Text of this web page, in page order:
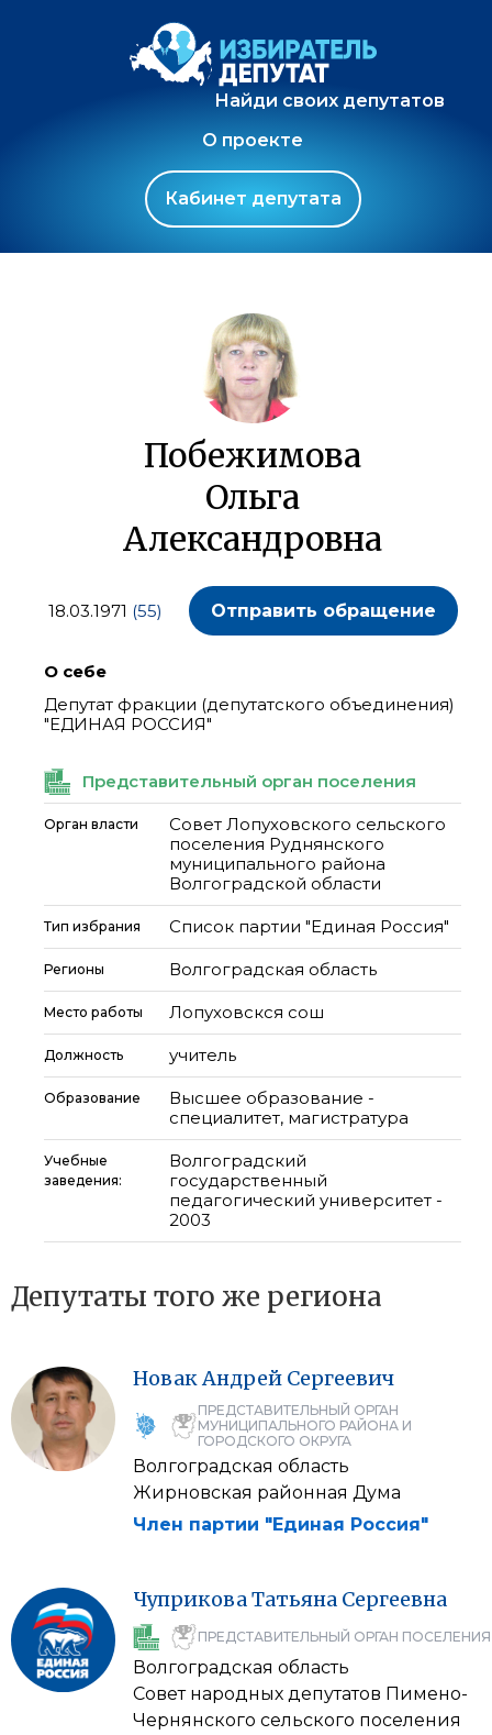
Найди своих депутатов
О проекте
Кабинет депутата
Побежимова
Ольга
Александровна
18.03.1971 (55) Отправить обращение
О себе
Депутат фракции (депутатского объединения)
"ЕДИНАЯ РОССИЯ"
Представительный орган поселения
Орган власти
Совет Лопуховского сельского
поселения Руднянского
муниципального района
Волгоградской области
Тип избрания Список партии "Единая Россия"
Регионы Волгоградская область
Место работы Лопуховскся сош
Должность учитель
Образование
Высшее образование -
специалитет, магистратура
Учебные
заведения:
Волгоградский
государственный
педагогический университет -
2003
Депутаты того же региона
НовакАндрей Сергеевич
ПРЕДСТАВИТЕЛЬНЫЙ ОРГАН
МУНИЦИПАЛЬНОГО РАЙОНА И
ГОРОДСКОГО ОКРУГА
Волгоградская область
Жирновская районная Дума
Член партии "Единая Россия"
ЧуприковаТатьяна Сергеевна
ПРЕДСТАВИТЕЛЬНЫЙ ОРГАН ПОСЕЛЕНИЯ
Волгоградская область
Совет народных депутатов Пимено-
Чернянского сельского поселения